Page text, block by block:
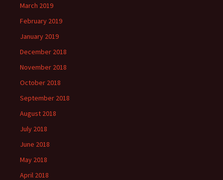
March 2019
February 2019
January 2019
December 2018
November 2018
October 2018
September 2018
August 2018
July 2018
June 2018
May 2018
April 2018